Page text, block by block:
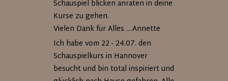
Schauspiel blicken anraten in deine
Kurse zu gehen.
Vielen Dank für Alles ....Annette
Ich habe vom 22 - 24.07. den
Schauspielkurs in Hannover
besucht und bin total inspiriert und